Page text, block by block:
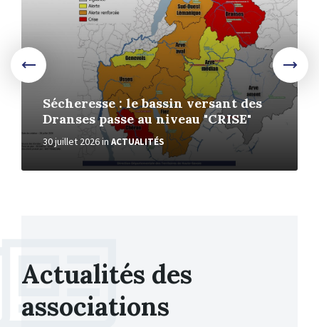
Sécheresse : le bassin versant des
Dranses passe au niveau "CRISE"
30 juillet 2026inACTUALITÉS
Actualités des
associations